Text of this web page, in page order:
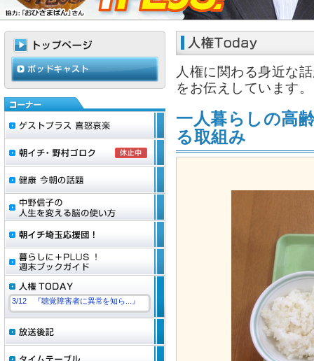
3/12 『聴覚障害者に異常を知ら...』
人権に関わる身近な
をお伝えしています。
一人暮らしの高
る取組み